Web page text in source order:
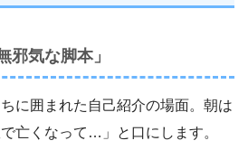
邪気な脚本」
に囲まれた自己紹介の場面。朝は
亡くなって…」と口にします。